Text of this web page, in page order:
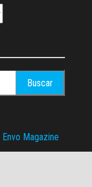
Envo Magazine